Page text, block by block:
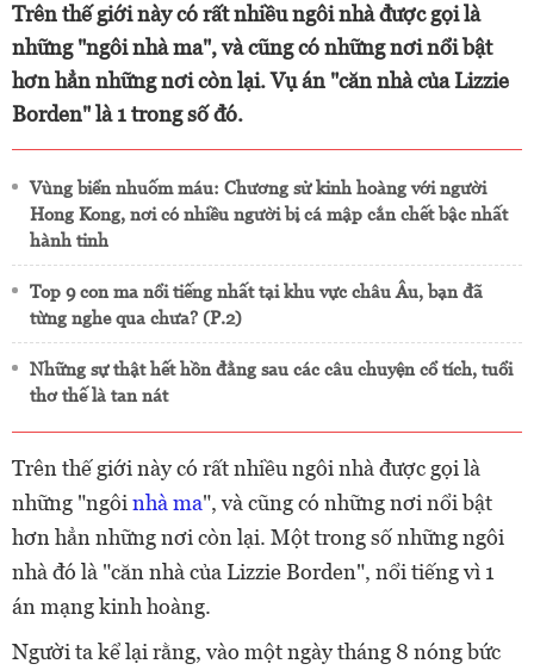
Trên thế giới này có rất nhiều ngôi nhà được gọi là
những "ngôi nhà ma", và cũng có những nơi nổi bật
hơn hẳn những nơi còn lại. Vụ án "căn nhà của Lizzie
Borden" là 1 trong số đó.
Vùng biển nhuốm máu: Chương sử kinh hoàng với người
Hong Kong, nơi có nhiều người bị cá mập cắn chết bậc nhất
hành tinh
Top 9 con ma nổi tiếng nhất tại khu vực châu Âu, bạn đã
từng nghe qua chưa? (P.2)
Những sự thật hết hồn đằng sau các câu chuyện cổ tích, tuổi
thơ thế là tan nát
Trên thế giới này có rất nhiều ngôi nhà được gọi là
những "ngôi nhà ma", và cũng có những nơi nổi bật
hơn hẳn những nơi còn lại. Một trong số những ngôi
nhà đó là "căn nhà của Lizzie Borden", nổi tiếng vì 1
án mạng kinh hoàng.
Người ta kể lại rằng, vào một ngày tháng 8 nóng bức